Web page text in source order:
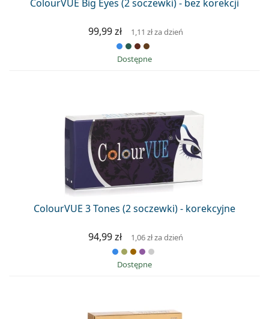
ColourVUE Big Eyes (2 soczewki) - bez korekcji
99,99 zł 1,11 złza dzień
Dostępne
ColourVUE 3 Tones (2 soczewki) - korekcyjne
94,99 zł 1,06 złza dzień
Dostępne